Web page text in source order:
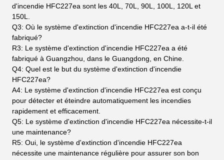
d'incendie HFC227ea sont les 40L, 70L, 90L, 100L, 120L et
150L.
Q3: Où le système d'extinction d'incendie HFC227ea a-t-il été
fabriqué?
R3: Le système d'extinction d'incendie HFC227ea a été
fabriqué à Guangzhou, dans le Guangdong, en Chine.
Q4: Quel est le but du système d'extinction d'incendie
HFC227ea?
A4: Le système d'extinction d'incendie HFC227ea est conçu
pour détecter et éteindre automatiquement les incendies
rapidement et efficacement.
Q5: Le système d'extinction d'incendie HFC227ea nécessite-t-il
une maintenance?
R5: Oui, le système d'extinction d'incendie HFC227ea
nécessite une maintenance régulière pour assurer son bon